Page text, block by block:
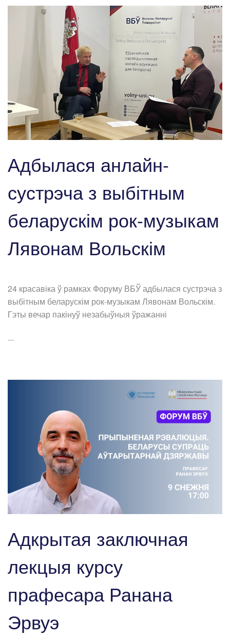
Адбылася анлайн-
сустрэча з выбітным
беларускім рок-музыкам
Лявонам Вольскім
24 красавіка ў рамках Форуму ВБЎ адбылася сустрэча з
выбітным беларускім рок-музыкам Лявонам Вольскім.
Гэты вечар пакінуў незабыўныя ўражанні
...
Адкрытая заключная
лекцыя курсу
прафесара Ранана
Эрвуэ